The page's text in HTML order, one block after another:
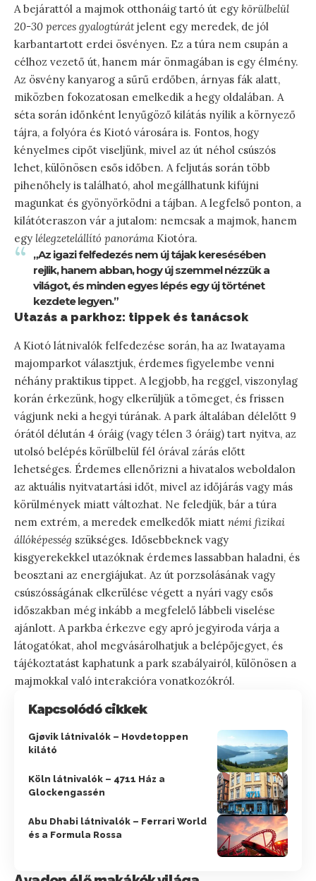
A bejárattól a majmok otthonáig tartó út egy körülbelül
20-30 perces gyalogtúrátjelent egy meredek, de jól
karbantartott erdei ösvényen. Ez a túra nem csupán a
célhoz vezető út, hanem már önmagában is egy élmény.
Az ösvény kanyarog a sűrű erdőben, árnyas fák alatt,
miközben fokozatosan emelkedik a hegy oldalában. A
séta során időnként lenyűgöző kilátás nyílik a környező
tájra, a folyóra és Kiotó városára is. Fontos, hogy
kényelmes cipőt viseljünk, mivel az út néhol csúszós
lehet, különösen esős időben. A feljutás során több
pihenőhely is található, ahol megállhatunk kifújni
magunkat és gyönyörködni a tájban. A legfelső ponton, a
kilátóteraszon vár a jutalom: nemcsak a majmok, hanem
egy lélegzetelállító panoráma Kiotóra.
„Az igazi felfedezés nem új tájak keresésében
rejlik, hanem abban, hogy új szemmel nézzük a
világot, és minden egyes lépés egy új történet
kezdete legyen.”
Utazás a parkhoz: tippek és tanácsok
A Kiotó látnivalók felfedezése során, ha az Iwatayama
majomparkot választjuk, érdemes figyelembe venni
néhány praktikus tippet. A legjobb, ha reggel, viszonylag
korán érkezünk, hogy elkerüljük a tömeget, és frissen
vágjunk neki a hegyi túrának. A park általában délelőtt 9
órától délután 4 óráig (vagy télen 3 óráig) tart nyitva, az
utolsó belépés körülbelül fél órával zárás előtt
lehetséges. Érdemes ellenőrizni a hivatalos weboldalon
az aktuális nyitvatartási időt, mivel az időjárás vagy más
körülmények miatt változhat. Ne feledjük, bár a túra
nem extrém, a meredek emelkedők miatt némi fizikai
állóképesség szükséges. Idősebbeknek vagy
kisgyerekekkel utazóknak érdemes lassabban haladni, és
beosztani az energiájukat. Az út porzsolásának vagy
csúszósságának elkerülése végett a nyári vagy esős
időszakban még inkább a megfelelő lábbeli viselése
ajánlott. A parkba érkezve egy apró jegyiroda várja a
látogatókat, ahol megvásárolhatjuk a belépőjegyet, és
tájékoztatást kaphatunk a park szabályairól, különösen a
majmokkal való interakcióra vonatkozókról.
Kapcsolódó cikkek
Gjøvik látnivalók – Hovdetoppen
kilátó
Köln látnivalók – 4711 Ház a
Glockengassén
Abu Dhabi látnivalók – Ferrari World
és a Formula Rossa